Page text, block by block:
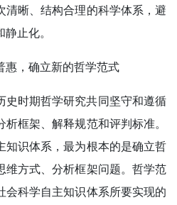
清晰、结构合理的科学体系，避
止化。
惠，确立新的哲学范式
史时期哲学研究共同坚守和遵循
框架、解释规范和评判标准。
知识体系，最为根本的是确立哲
维方式、分析框架问题。哲学范
会科学自主知识体系所要实现的